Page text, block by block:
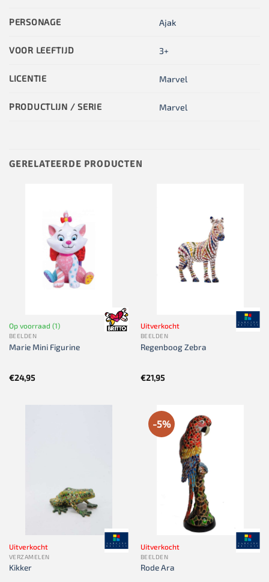
PERSONAGE Ajak
VOOR LEEFTIJD 3+
LICENTIE Marvel
PRODUCTLIJN / SERIE Marvel
GERELATEERDE PRODUCTEN
Op voorraad (1)
BEELDEN
Marie Mini Figurine
€24,95
Uitverkocht
BEELDEN
Regenboog Zebra
€21,95
Uitverkocht
VERZAMELEN
Kikker
-5%
Uitverkocht
BEELDEN
Rode Ara